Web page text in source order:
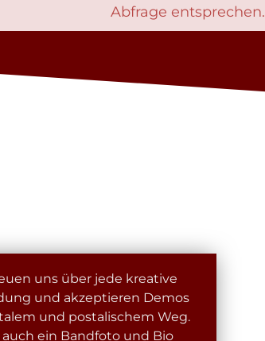
Abfrage entsprechen.
uns über jede kreative
und akzeptieren Demos
und postalischem Weg.
ein Bandfoto und Bio